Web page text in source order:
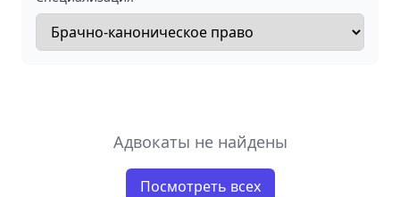
Адвокаты не найдены
Посмотреть всех